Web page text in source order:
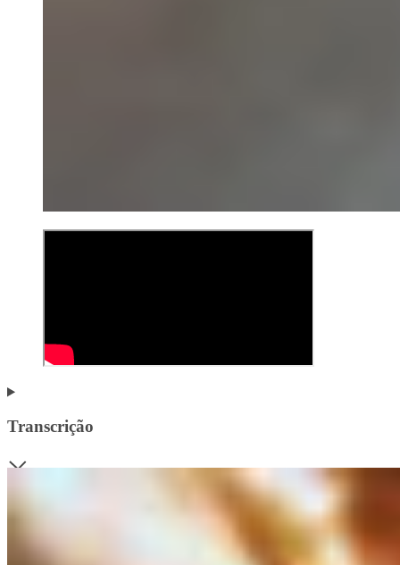
Transcrição